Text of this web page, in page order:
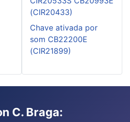
(CIR20433)
Chave ativada por
som CB22200E
(CIR21899)
C. Braga: